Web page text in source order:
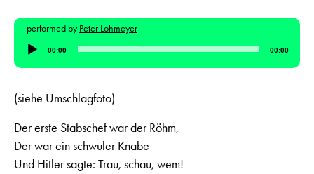
performed byPeter Lohmeyer
Audio
Player
00:00 00:00
(siehe Umschlagfoto)
Der erste Stabschef war der Röhm,
Der war ein schwuler Knabe
Und Hitler sagte: Trau, schau, wem!